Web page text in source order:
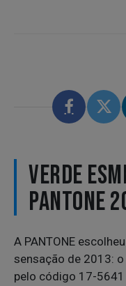
VERDE
PANTONE
A PANTONE
sensação de 2013:
pelo código 17-